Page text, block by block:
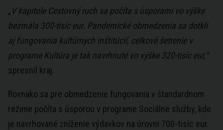
„ V kapitole Cestovný ruch sa počíta s úsporami vo výške
bezmála 300-tisíc eur. Pandemické obmedzenia sa dotkli
aj fungovania kultúrnych inštitúcií, celkové šetrenie v
programe Kultúra je tak navrhnuté vo výške 320-tisíc eur,“
spresnil kraj.
Rovnako sa pre obmedzenie fungovania v štandardnom
režime počíta s úsporou v programe Sociálne služby, kde
je navrhované zníženie výdavkov na úrovni 700-tisíc eur.